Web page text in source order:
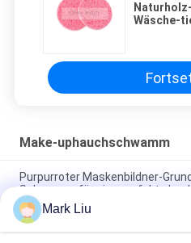
Wäsche-
Make-uphauchschwamm
Purpurroter Maskenbildner-
Schwamm für eine perfekte
6 PC verdoppeln Enden-Make-
Lidschatten, Latex-freier
Mark Liu